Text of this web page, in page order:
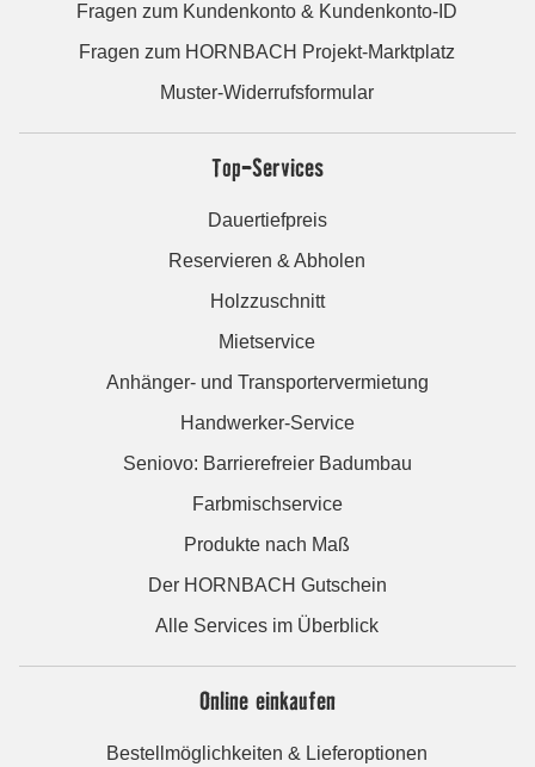
Fragen zum Kundenkonto & Kundenkonto-ID
Fragen zum HORNBACH Projekt-Marktplatz
Muster-Widerrufsformular
Top-Services
Dauertiefpreis
Reservieren & Abholen
Holzzuschnitt
Mietservice
Anhänger- und Transportervermietung
Handwerker-Service
Seniovo: Barrierefreier Badumbau
Farbmischservice
Produkte nach Maß
Der HORNBACH Gutschein
Alle Services im Überblick
Online einkaufen
Bestellmöglichkeiten & Lieferoptionen